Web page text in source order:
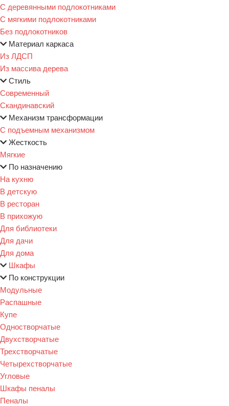
С деревянными подлокотниками
С мягкими подлокотниками
Без подлокотников
Материал каркаса
Из ЛДСП
Из массива дерева
Стиль
Современный
Скандинавский
Механизм трансформации
С подъемным механизмом
Жесткость
Мягкие
По назначению
На кухню
В детскую
В ресторан
В прихожую
Для библиотеки
Для дачи
Для дома
Шкафы
По конструкции
Модульные
Распашные
Купе
Одностворчатые
Двухстворчатые
Трехстворчатые
Четырехстворчатые
Угловые
Шкафы пеналы
Пеналы